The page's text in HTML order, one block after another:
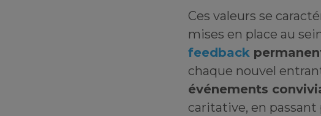
Ces valeurs se
mises en place au
feedback
chaque nouvel
événements
caritative, en